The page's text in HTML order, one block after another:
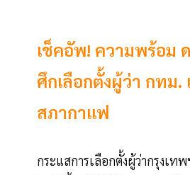
เช็คอัพ! ความพร้อม
ศึกเลือกตั้งผู้ว่า กทม.
สภากาแฟ
กระแสการเลือกตั้งผู้ว่ากรุงเ